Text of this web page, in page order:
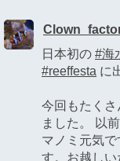
日本初の #海
#reeffesta に
今回もたくさ
ました。 以
マノミ元気
す。お越し